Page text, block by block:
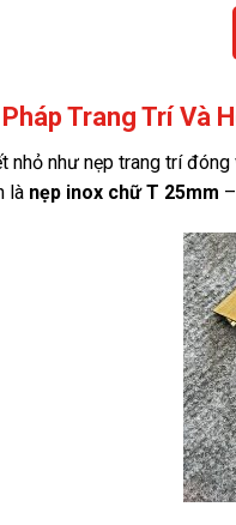
Trang Trí Và
nhỏ như nẹp trang trí
là nẹp inox chữ T 25mm